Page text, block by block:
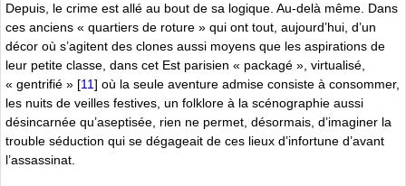
Depuis, le crime est allé au bout de sa logique. Au-delà même. Dans
ces anciens « quartiers de roture » qui ont tout, aujourd’hui, d’un
décor où s’agitent des clones aussi moyens que les aspirations de
leur petite classe, dans cet Est parisien « packagé », virtualisé,
« gentrifié » [11] où la seule aventure admise consiste à consommer,
les nuits de veilles festives, un folklore à la scénographie aussi
désincarnée qu’aseptisée, rien ne permet, désormais, d’imaginer la
trouble séduction qui se dégageait de ces lieux d’infortune d’avant
l’assassinat.